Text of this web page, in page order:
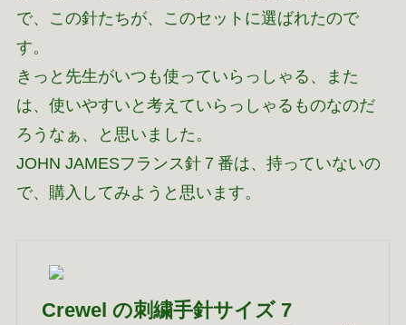
で、この針たちが、このセットに選ばれたので
す。
きっと先生がいつも使っていらっしゃる、また
は、使いやすいと考えていらっしゃるものなのだ
ろうなぁ、と思いました。
JOHN JAMESフランス針７番は、持っていないの
で、購入してみようと思います。
Crewel の刺繍手針サイズ 7